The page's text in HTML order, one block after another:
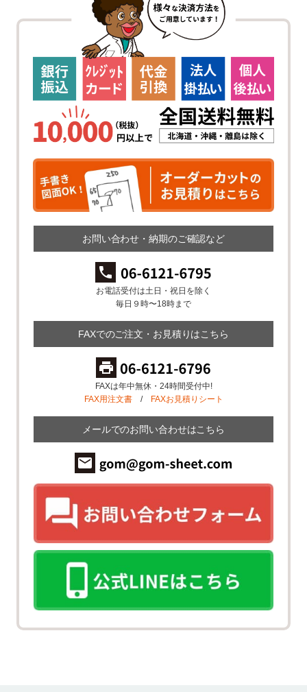
お問い合わせ・納期のご確認など
お電話受付は土日・祝日を除く
毎日９時〜18時まで
FAXでのご注文・お見積りはこちら
FAXは年中無休・24時間受付中!
FAX用注文書/ FAXお見積りシート
メールでのお問い合わせはこちら